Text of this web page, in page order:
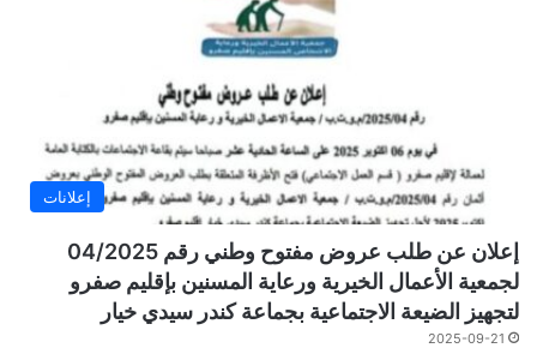
إعلانات
إعلان عن طلب عروض مفتوح وطني رقم 04/2025
لجمعية الأعمال الخيرية ورعاية المسنين بإقليم صفرو
لتجهيز الضيعة الاجتماعية بجماعة كندر سيدي خيار
2025-09-21